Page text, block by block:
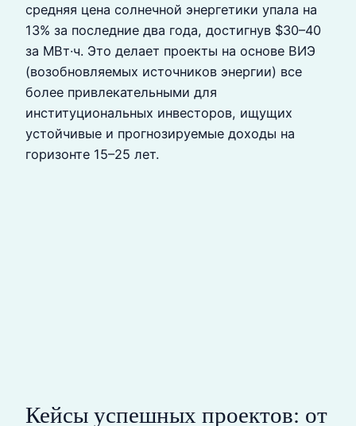
средняя цена солнечной энергетики упала на
13% за последние два года, достигнув $30–40
за МВт·ч. Это делает проекты на основе ВИЭ
(возобновляемых источников энергии) все
более привлекательными для
институциональных инвесторов, ищущих
устойчивые и прогнозируемые доходы на
горизонте 15–25 лет.
Кейсы успешных проектов: от